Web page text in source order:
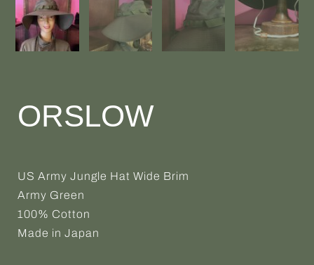
ORSLOW
US Army Jungle Hat Wide Brim
Army Green
100% Cotton
Made in Japan